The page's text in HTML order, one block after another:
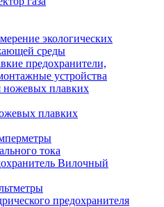
экологических
среды
предохранители,
устройства
плавких
тока
Вилочный